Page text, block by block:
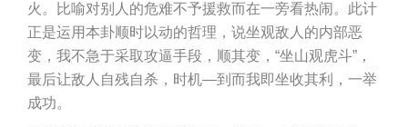
火。比喻对别人的危难不予援救而在一旁看热闹。此计
正是运用本卦顺时以动的哲理，说坐观敌人的内部恶
变，我不急于采取攻逼手段，顺其变，“坐山观虎斗”，
最后让敌人自残自杀，时机—到而我即坐收其利，一举
成功。